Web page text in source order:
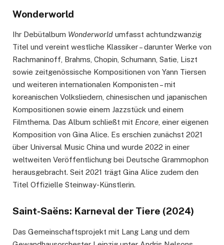
Wonderworld
Ihr Debütalbum Wonderworld umfasst achtundzwanzig
Titel und vereint westliche Klassiker – darunter Werke von
Rachmaninoff, Brahms, Chopin, Schumann, Satie, Liszt
sowie zeitgenössische Kompositionen von Yann Tiersen
und weiteren internationalen Komponisten – mit
koreanischen Volksliedern, chinesischen und japanischen
Kompositionen sowie einem Jazzstück und einem
Filmthema. Das Album schließt mit Encore , einer eigenen
Komposition von Gina Alice. Es erschien zunächst 2021
über Universal Music China und wurde 2022 in einer
weltweiten Veröffentlichung bei Deutsche Grammophon
herausgebracht. Seit 2021 trägt Gina Alice zudem den
Titel Offizielle Steinway-Künstlerin.
Saint-Saëns: Karneval der Tiere (2024)
Das Gemeinschaftsprojekt mit Lang Lang und dem